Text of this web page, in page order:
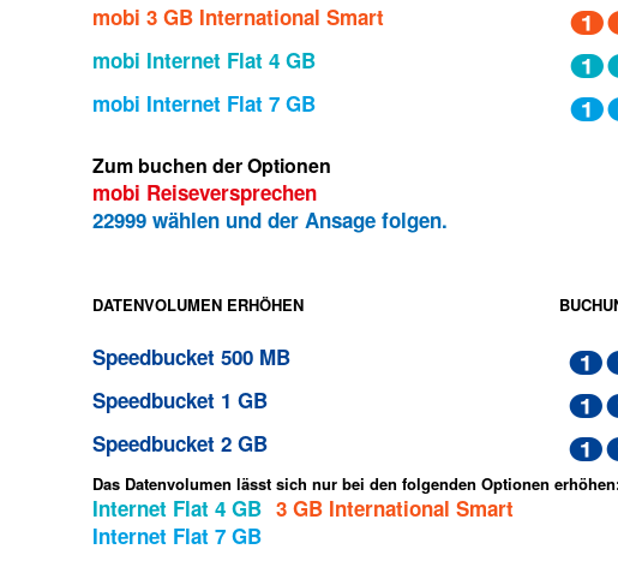
mobi 3 GB International Smart
mobi Internet Flat 4 GB
mobi Internet Flat 7 GB
Zum buchen der Optionen
mobi Reiseversprechen
22999 wählen und der Ansage folgen.
DATENVOLUMEN ERHÖHEN
Speedbucket 500 MB
Speedbucket 1 GB
Speedbucket 2 GB
Das Datenvolumen lässt sich nur bei den folgenden Optionen
Internet Flat 4 GB 3 GB International Smart
Internet Flat 7 GB